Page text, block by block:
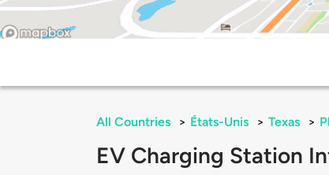
All Countries > États-Unis > Texas >
EV Charging Station